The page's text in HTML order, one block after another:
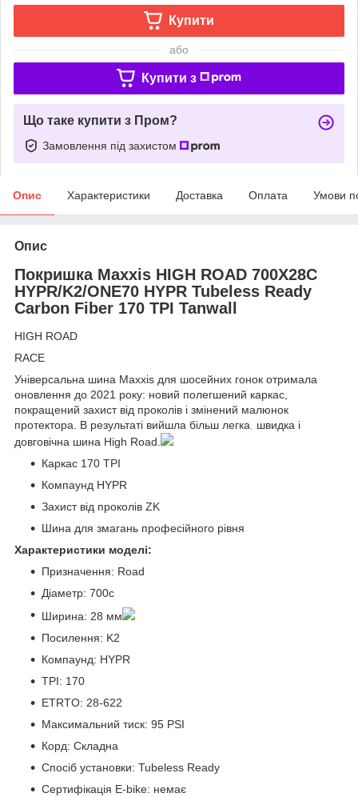
Купити
або
Купити з
Що таке купити з Пром?
Замовлення під захистом
Опис Характеристики Доставка Оплата Умови
Опис
Покришка Maxxis HIGH ROAD 700X28C
HYPR/K2/ONE70 HYPR Tubeless Ready
Carbon Fiber 170 TPI Tanwall
HIGH ROAD
RACE
Універсальна шина Maxxis для шосейних гонок отримала
оновлення до 2021 року: новий полегшений каркас,
покращений захист від проколів і змінений малюнок
протектора. В результаті вийшла більш легка, швидка і
довговічна шина High Road.
Каркас 170 TPI
Компаунд HYPR
Захист від проколів ZK
Шина для змагань професійного рівня
Характеристики моделі:
Призначення: Road
Діаметр: 700c
Ширина: 28 мм
Посилення: K2
Компаунд: HYPR
TPI: 170
ETRTO: 28-622
Максимальний тиск: 95 PSI
Корд: Складна
Спосіб установки: Tubeless Ready
Сертифікація E-bike: немає